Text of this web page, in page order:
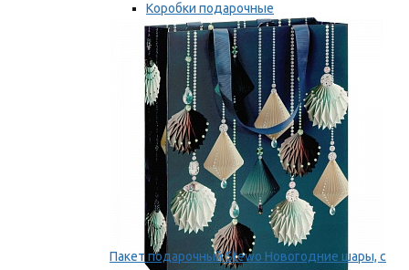
Коробки подарочные
Ленты, бобины
Мы рекомендуем
Пакет подарочный Stewo Новогодние шары, с